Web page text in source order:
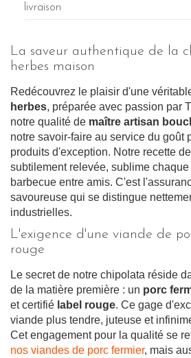
livraison
La saveur authentique de la
herbes maison
Redécouvrez le plaisir d'une
herbes, préparée avec passion par
notre qualité de maître artisan
notre savoir-faire au service du goût
produits d'exception. Notre recette
subtilement relevée, sublime
barbecue entre amis. C'est
savoureuse qui se distingue
industrielles.
L'exigence d'une viande de
rouge
Le secret de notre chipolata réside
de la matière première : un porc
et certifié label rouge. Ce gage
viande plus tendre, juteuse et
Cet engagement pour la qualité se
nos viandes de porc fermier, mais